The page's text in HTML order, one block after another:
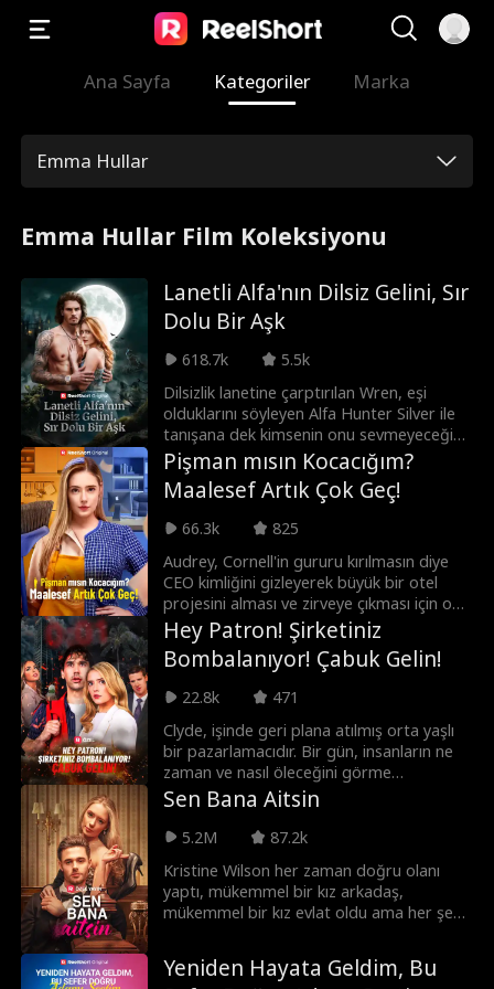
Ana Sayfa Kategoriler Marka
Emma Hullar
Emma Hullar Film Koleksiyonu
Lanetli Alfa'nın Dilsiz Gelini, Sır
Dolu Bir Aşk
618.7k
5.5k
Dilsizlik lanetine çarptırılan Wren, eşi
olduklarını söyleyen Alfa Hunter Silver ile
tanışana dek kimsenin onu sevmeyeceğini
düşünür. Ancak Hunter da lanetlidir...
Birlikte aşkı bulup bu lanetleri
bozabilecekler mi?
Pişman mısın Kocacığım?
Maalesef Artık Çok Geç!
66.3k
825
Audrey, Cornell'in gururu kırılmasın diye
CEO kimliğini gizleyerek büyük bir otel
projesini alması ve zirveye çıkması için ona
gizlice destek olur. Cornell yükselirken ilk
aşkı Cecilia'nın dönüşü ilişkilerini sarsar.
Üstelik Cornell ve çevresindekilerin bitmek
bilmez baskıları, Audrey'i boşanma
noktasına getirir. Yaşadığı sayısız
aşağılanmanın ardından yanlış kişiye
fedakarlık yapmanın bedelini ve kendi
değerini anlar. Öz güvenini yeniden
kazanan Audrey, sonunda boşanmayı
seçerek CEO olarak hak ettiği yeri geri
almak için savaşacaktır.
Hey Patron! Şirketiniz
Bombalanıyor! Çabuk Gelin!
22.8k
471
Clyde, işinde geri plana atılmış orta yaşlı
bir pazarlamacıdır. Bir gün, insanların ne
zaman ve nasıl öleceğini görme
yeteneğiyle uyanır. Birçok kişiyi ölümden
Birkaç gün sonra, çalıştığı şirkette
olacağını öngörür. Herkesi kurtarmak için
bombayı kimin yerleştirdiğini bulmalı ve
onu durdurmalıdır.
Sen Bana Aitsin
5.2M
87.2k
Kristine Wilson her zaman doğru olanı
yaptı, mükemmel bir kız arkadaş,
mükemmel bir kız evlat oldu ama her şey
Yıllarca ailesi tarafından tacize uğradıktan
ve nişanlısı tarafından aldatıldıktan sonra
Yeniden Hayata Geldim, Bu